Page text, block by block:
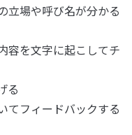
立場や呼び名が分かる
容を文字に起こしてチ
る
てフィードバックする